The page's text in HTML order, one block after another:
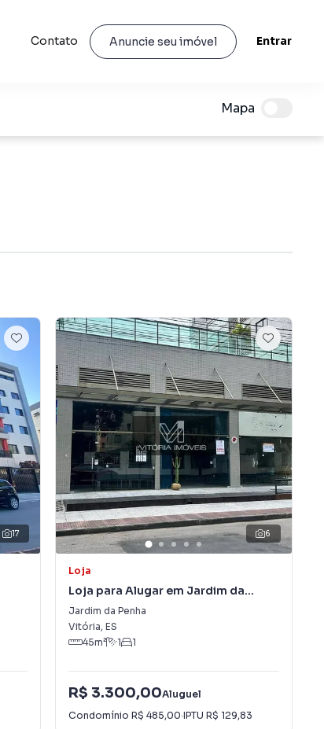
Contato Anuncie seu imóvel Entrar
Mapa
17 6
Loja
Loja para Alugar em Jardim da
Penha
Jardim da Penha
Vitória, ES
45m² 1 1
R$ 3.300,00Aluguel
Condomínio R$ 485,00·IPTU R$ 129,83